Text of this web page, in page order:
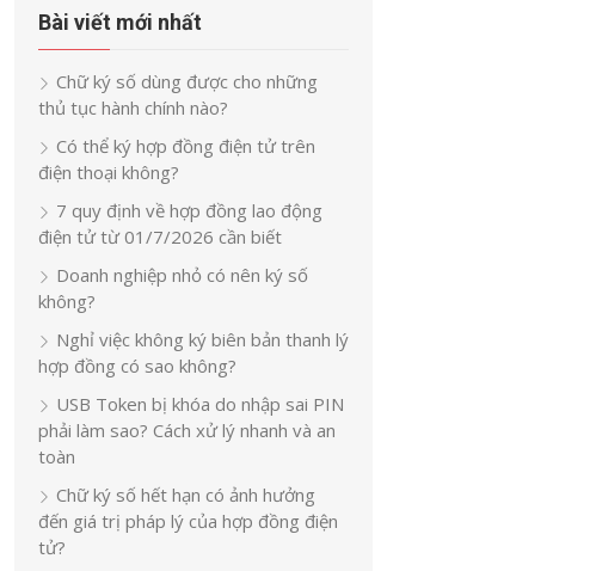
Bài viết mới nhất
Chữ ký số dùng được cho những
thủ tục hành chính nào?
Có thể ký hợp đồng điện tử trên
điện thoại không?
7 quy định về hợp đồng lao động
điện tử từ 01/7/2026 cần biết
Doanh nghiệp nhỏ có nên ký số
không?
Nghỉ việc không ký biên bản thanh lý
hợp đồng có sao không?
USB Token bị khóa do nhập sai PIN
phải làm sao? Cách xử lý nhanh và an
toàn
Chữ ký số hết hạn có ảnh hưởng
đến giá trị pháp lý của hợp đồng điện
tử?